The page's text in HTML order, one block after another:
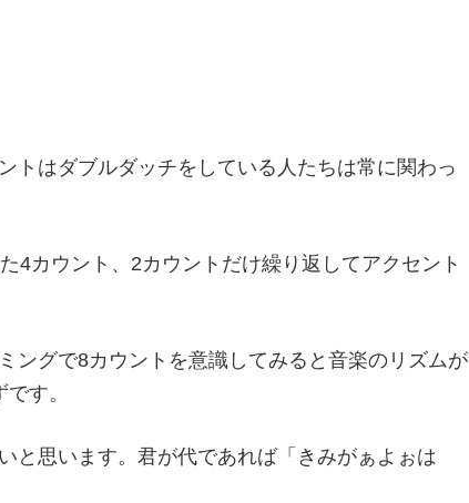
トはダブルダッチをしている人たちは常に関わっ
4カウント、2カウントだけ繰り返してアクセント
ングで8カウントを意識してみると音楽のリズムが
す。
と思います。君が代であれば「きみがぁよぉは